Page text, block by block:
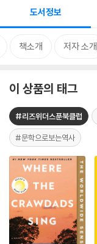
도서정보
책소개 저자 소개
이 상품의 태그
#리즈위더스푼북클럽
#문학으로보는역사